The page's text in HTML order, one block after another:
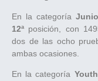
En la categoría
12ª posición, con
dos de las ocho
ambas ocasiones.
En la categoría